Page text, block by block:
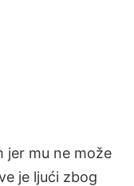
jer mu ne može
je ljući zbog